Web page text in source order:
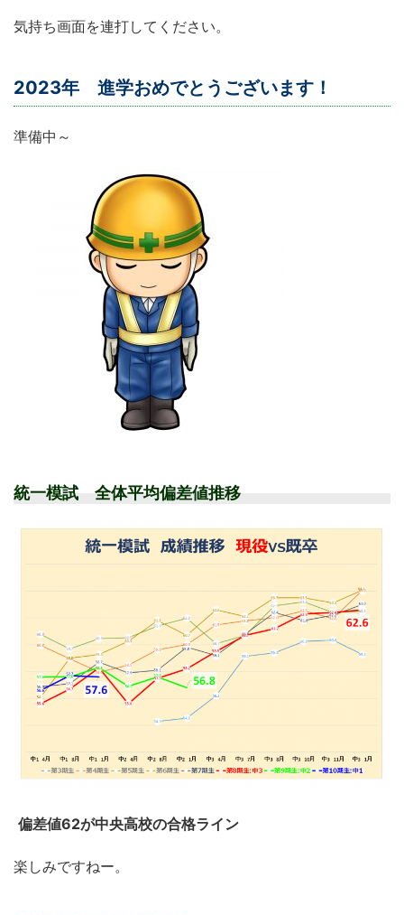
気持ち画面を連打してください。
2023年 進学おめでとうございます！
準備中～
統一模試 全体平均偏差値推移
偏差値62が中央高校の合格ライン
楽しみですねー。